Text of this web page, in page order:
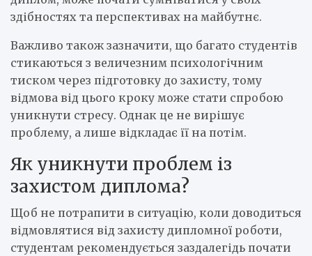
здібностях та перспективах на майбутнє.
Важливо також зазначити, що багато студентів
стикаються з величезним психологічним
тиском через підготовку до захисту, тому
відмова від цього кроку може стати спробою
уникнути стресу. Однак це не вирішує
проблему, а лише відкладає її на потім.
Як уникнути проблем із
захистом диплома?
Щоб не потрапити в ситуацію, коли доводиться
відмовлятися від захисту дипломної роботи,
студентам рекомендується заздалегідь почати